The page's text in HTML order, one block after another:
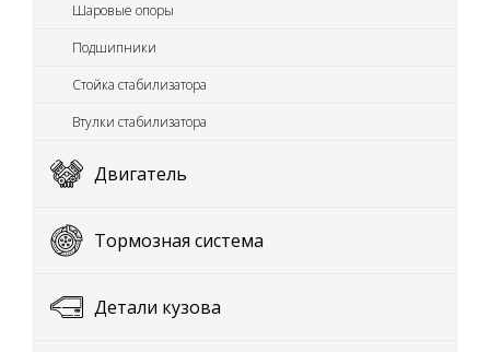
Шаровые опоры
Подшипники
Стойка стабилизатора
Втулки стабилизатора
Двигатель
Тормозная система
Детали кузова